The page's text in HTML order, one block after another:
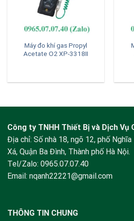
Máy đo khí gas Propyl
Acetate O2 XP-3318II
Công ty TNHH Thiết Bị và Dịch Vụ
Địa chỉ: Số nhà 18, ngõ 12, phố
Xá, Quận Ba Đình, Thành phố Hà Nội.
Tel/Zalo: 0965.07.07.40
Email: nqanh22221@gmail.com
THÔNG TIN CHUNG